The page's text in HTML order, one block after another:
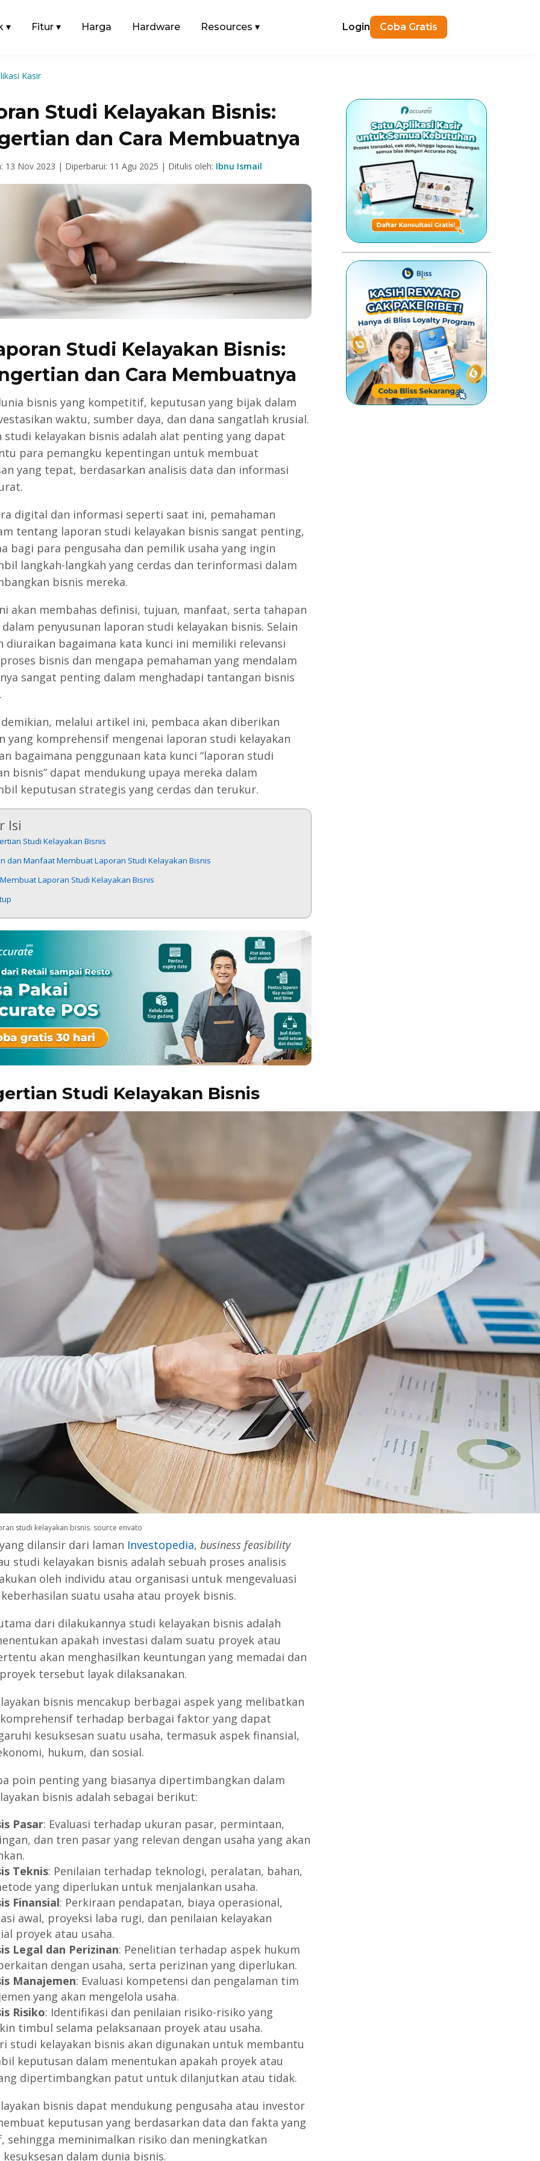
▾ Fitur ▾ Harga Hardware Resources ▾ Login Coba Gratis
Kasir
Studi Kelayakan Bisnis:
dan Cara Membuatnya
13 Nov 2023 | Diperbarui: 11 Agu 2025 | Ditulis oleh: Ibnu Ismail
Studi Kelayakan Bisnis:
dan Cara Membuatnya
bisnis yang kompetitif, keputusan yang bijak dalam
waktu, sumber daya, dan dana sangatlah krusial.
studi kelayakan bisnis adalah alat penting yang dapat
para pemangku kepentingan untuk membuat
yang tepat, berdasarkan analisis data dan informasi
digital dan informasi seperti saat ini, pemahaman
tentang laporan studi kelayakan bisnis sangat penting,
bagi para pengusaha dan pemilik usaha yang ingin
langkah-langkah yang cerdas dan terinformasi dalam
bisnis mereka.
akan membahas definisi, tujuan, manfaat, serta tahapan
penyusunan laporan studi kelayakan bisnis. Selain
diuraikan bagaimana kata kunci ini memiliki relevansi
bisnis dan mengapa pemahaman yang mendalam
sangat penting dalam menghadapi tantangan bisnis
melalui artikel ini, pembaca akan diberikan
yang komprehensif mengenai laporan studi kelayakan
bagaimana penggunaan kata kunci “laporan studi
bisnis” dapat mendukung upaya mereka dalam
keputusan strategis yang cerdas dan terukur.
Isi
Studi Kelayakan Bisnis
dan Manfaat Membuat Laporan Studi Kelayakan Bisnis
Laporan Studi Kelayakan Bisnis
Studi Kelayakan Bisnis
studi kelayakan bisnis. source envato
dilansir dari laman Investopedia, business feasibility
studi kelayakan bisnis adalah sebuah proses analisis
oleh individu atau organisasi untuk mengevaluasi
suatu usaha atau proyek bisnis.
dari dilakukannya studi kelayakan bisnis adalah
apakah investasi dalam suatu proyek atau
akan menghasilkan keuntungan yang memadai dan
tersebut layak dilaksanakan.
bisnis mencakup berbagai aspek yang melibatkan
terhadap berbagai faktor yang dapat
kesuksesan suatu usaha, termasuk aspek finansial,
hukum, dan sosial.
poin penting yang biasanya dipertimbangkan dalam
bisnis adalah sebagai berikut:
Pasar: Evaluasi terhadap ukuran pasar, permintaan,
dan tren pasar yang relevan dengan usaha yang akan
Teknis: Penilaian terhadap teknologi, peralatan, bahan,
yang diperlukan untuk menjalankan usaha.
Finansial: Perkiraan pendapatan, biaya operasional,
awal, proyeksi laba rugi, dan penilaian kelayakan
proyek atau usaha.
Legal dan Perizinan: Penelitian terhadap aspek hukum
dengan usaha, serta perizinan yang diperlukan.
Manajemen: Evaluasi kompetensi dan pengalaman tim
yang akan mengelola usaha.
Risiko: Identifikasi dan penilaian risiko-risiko yang
timbul selama pelaksanaan proyek atau usaha.
studi kelayakan bisnis akan digunakan untuk membantu
keputusan dalam menentukan apakah proyek atau
dipertimbangkan patut untuk dilanjutkan atau tidak.
bisnis dapat mendukung pengusaha atau investor
keputusan yang berdasarkan data dan fakta yang
sehingga meminimalkan risiko dan meningkatkan
dalam dunia bisnis.